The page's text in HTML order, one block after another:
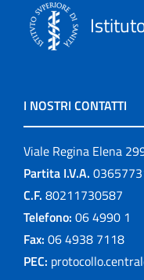
I NOSTRI CONTATTI
Viale Regina Elena
Partita I.V.A.
C.F. 80211730587
Telefono: 06 4990 1
Fax: 06 4938 7118
PEC: